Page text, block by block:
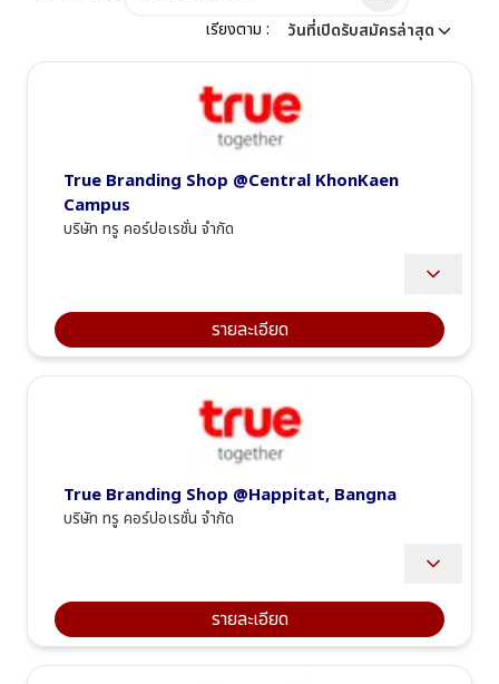
เรียงตาม : วันที่เปิดรับสมัครล่าสุด
True Branding Shop @Central KhonKaen
Campus
บริษัท ทรู คอร์ปอเรชั่น จำกัด
introduce new products and promotions to customers
Provide product and service recommendations, offer
Work collaboratively as a team, support excellent service,
and stay updated with the company’s product knowledge.
Handle customer complaints and resolve issues, provide
and ensure customer satisfaction, including coordinating
with relevant departments.
Manage various systems, information, payments,
รายละเอียด
True Branding Shop @Happitat, Bangna
บริษัท ทรู คอร์ปอเรชั่น จำกัด
introduce new products and promotions to customers
Provide product and service recommendations, offer
รายละเอียด